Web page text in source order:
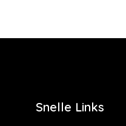
Snelle Links